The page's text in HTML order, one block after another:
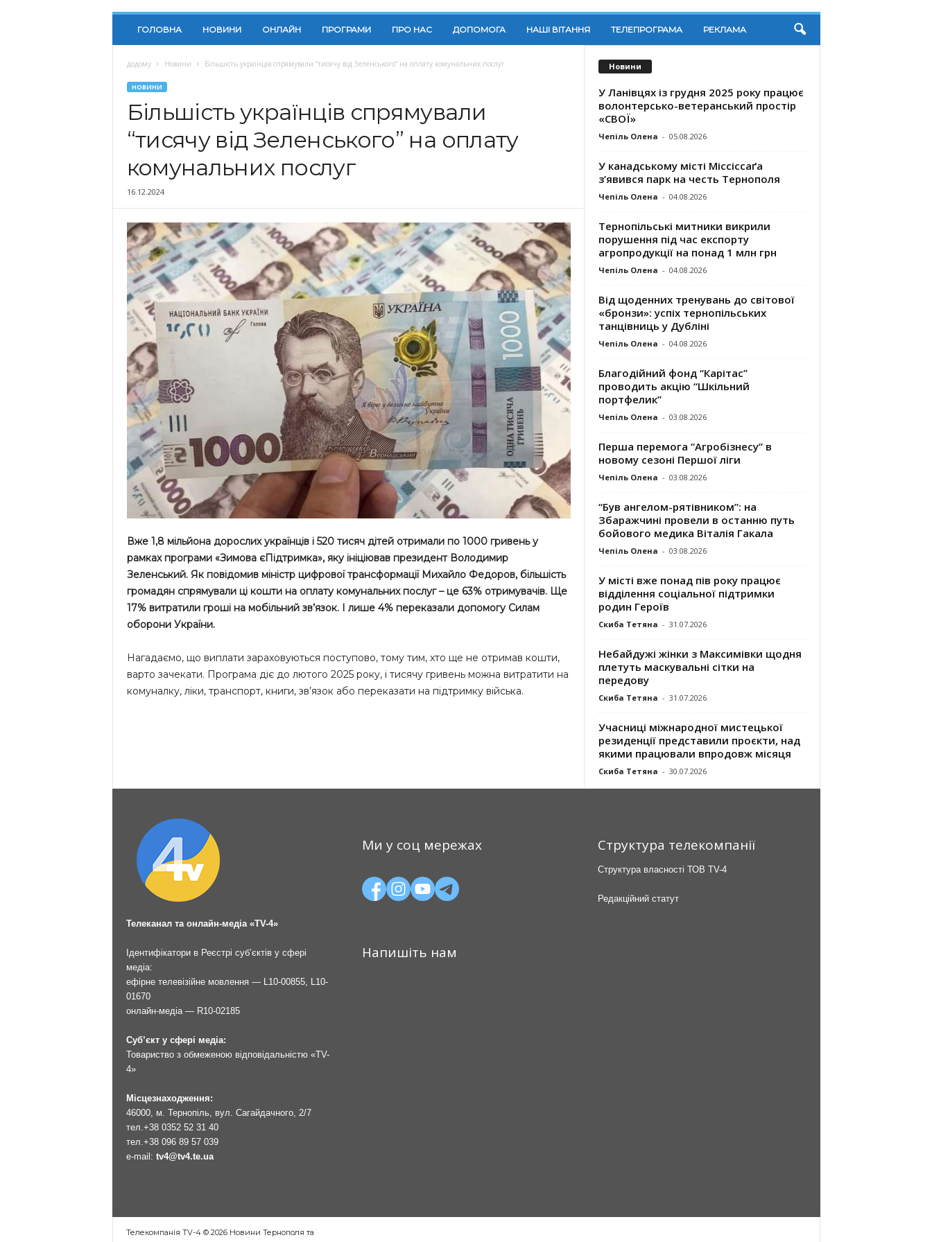
ГОЛОВНА НОВИНИ ОНЛАЙН ПРОГРАМИ ПРО НАС ДОПОМОГА НАШІ ВІТАННЯ ТЕЛЕПРОГРАМА РЕКЛАМА
додому Новини Більшість українців спрямували “тисячу від Зеленського” на оплату комунальних послуг
НОВИНИ
Більшість українців спрямували
“тисячу від Зеленського” на оплату
комунальних послуг
16.12.2024
Вже 1,8 мільйона дорослих українців і 520 тисяч дітей отримали по 1000 гривень у
рамках програми «Зимова єПідтримка», яку ініціював президент Володимир
Зеленський. Як повідомив міністр цифрової трансформації Михайло Федоров, більшість
громадян спрямували ці кошти на оплату комунальних послуг – це 63% отримувачів. Ще
17% витратили гроші на мобільний зв’язок. І лише 4% переказали допомогу Силам
оборони України.
Нагадаємо, що виплати зараховуються поступово, тому тим, хто ще не отримав кошти,
варто зачекати. Програма діє до лютого 2025 року, і тисячу гривень можна витратити на
комуналку, ліки, транспорт, книги, зв’язок або переказати на підтримку війська.
Новини
У Ланівцях із грудня 2025 року працює
волонтерсько-ветеранський простір
«СВОЇ»
Чепіль Олена - 05.08.2026
У канадському місті Міссіссаґа
з’явився парк на честь Тернополя
Чепіль Олена - 04.08.2026
Тернопільські митники викрили
порушення під час експорту
агропродукції на понад 1 млн грн
Чепіль Олена - 04.08.2026
Від щоденних тренувань до світової
«бронзи»: успіх тернопільських
танцівниць у Дубліні
Чепіль Олена - 04.08.2026
Благодійний фонд “Карітас”
проводить акцію “Шкільний
портфелик”
Чепіль Олена - 03.08.2026
Перша перемога “Агробізнесу” в
новому сезоні Першої ліги
Чепіль Олена - 03.08.2026
“Був ангелом-рятівником”: на
Збаражчині провели в останню путь
бойового медика Віталія Гакала
Чепіль Олена - 03.08.2026
У місті вже понад пів року працює
відділення соціальної підтримки
родин Героїв
Скиба Тетяна - 31.07.2026
Небайдужі жінки з Максимівки щодня
плетуть маскувальні сітки на
передову
Скиба Тетяна - 31.07.2026
Учасниці міжнародної мистецької
резиденції представили проєкти, над
якими працювали впродовж місяця
Скиба Тетяна - 30.07.2026
Телеканал та онлайн-медіа «TV-4»
Ідентифікатори в Реєстрі суб’єктів у сфері
медіа:
ефірне телевізійне мовлення — L10-00855, L10-
01670
онлайн-медіа — R10-02185
Суб’єкт у сфері медіа:
Товариство з обмеженою відповідальністю «TV-
4»
Місцезнаходження:
46000, м. Тернопіль, вул. Сагайдачного, 2/7
тел. +38 0352 52 31 40
тел. +38 096 89 57 039
e-mail: tv4@tv4.te.ua
Ми у соц мережах
Напишіть нам
Структура телекомпанії
Структура власності ТОВ TV-4
Редакційний статут
Телекомпанія TV-4 © 2026 Новини Тернополя та